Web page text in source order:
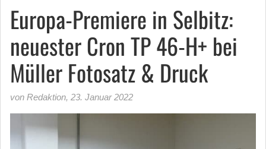
Europa-Premiere in Selbitz:
neuester Cron TP 46-H+ bei
Müller Fotosatz & Druck
von Redaktion, 23. Januar 2022